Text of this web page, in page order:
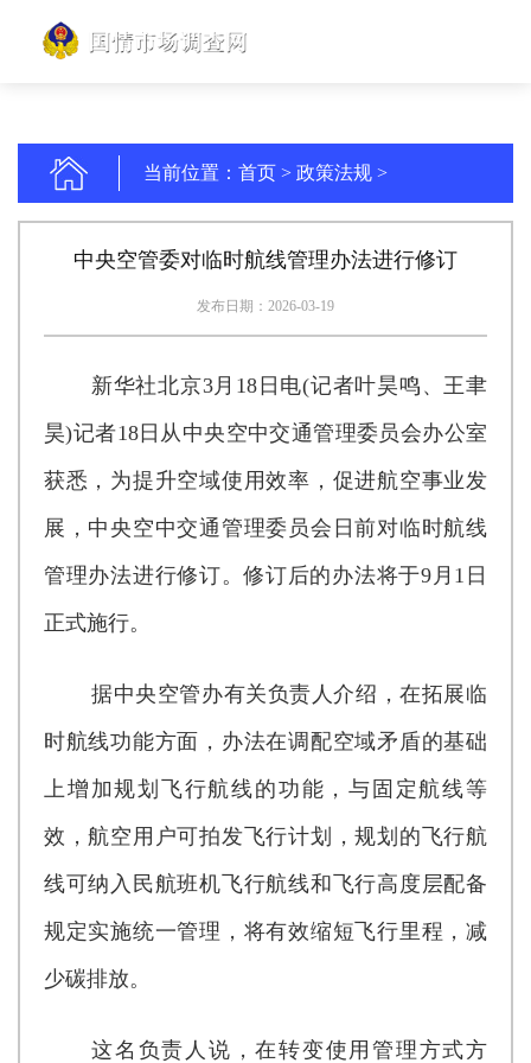
当前位置： 首页 > 政策法规 >
中央空管委对临时航线管理办法进行修订
发布日期：2026-03-19
新华社北京3月18日电(记者叶昊鸣、王聿
昊)记者18日从中央空中交通管理委员会办公室
获悉，为提升空域使用效率，促进航空事业发
展，中央空中交通管理委员会日前对临时航线
管理办法进行修订。修订后的办法将于9月1日
正式施行。
据中央空管办有关负责人介绍，在拓展临
时航线功能方面，办法在调配空域矛盾的基础
上增加规划飞行航线的功能，与固定航线等
效，航空用户可拍发飞行计划，规划的飞行航
线可纳入民航班机飞行航线和飞行高度层配备
规定实施统一管理，将有效缩短飞行里程，减
少碳排放。
这名负责人说，在转变使用管理方式方